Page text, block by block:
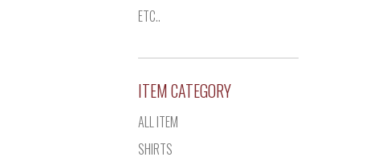
ETC..
ITEM CATEGORY
ALL ITEM
SHIRTS